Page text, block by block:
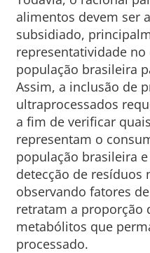
alimentos devem ser
subsidiado,
representatividade
população brasileira
Assim, a inclusão de
ultraprocessados
a fim de verificar
representam o
população brasileira
detecção de resíduos
observando fatores
retratam a proporção
metabólitos que
processado.